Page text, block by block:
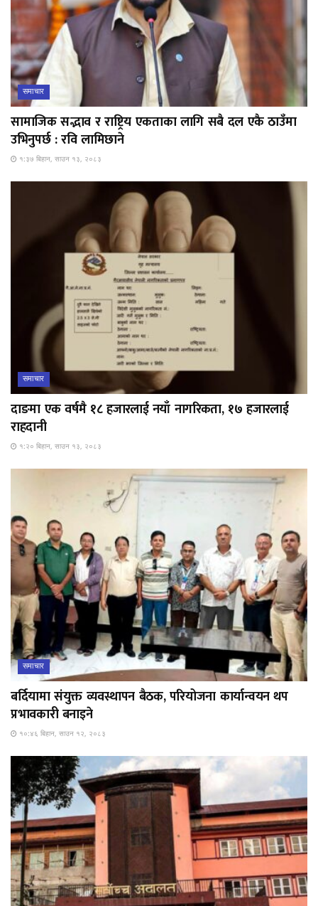
समाचार
सामाजिक सद्भाव र राष्ट्रिय एकताका लागि सबै दल एकै ठाउँमा
उभिनुपर्छ : रवि लामिछाने
१:३७ बिहान, साउन १३, २०८३
समाचार
दाङमा एक वर्षमै १८ हजारलाई नयाँ नागरिकता, १७ हजारलाई
राहदानी
१:२० बिहान, साउन १३, २०८३
समाचार
बर्दियामा संयुक्त व्यवस्थापन बैठक, परियोजना कार्यान्वयन थप
प्रभावकारी बनाइने
१०:४६ बिहान, साउन १२, २०८३